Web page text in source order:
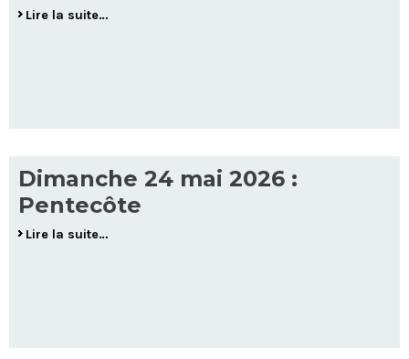
Lire la suite…
Dimanche 24 mai 2026 :
Pentecôte
Lire la suite…